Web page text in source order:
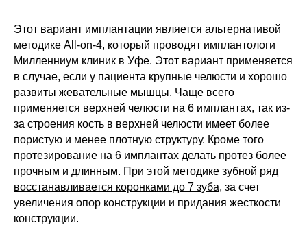
Этот вариант имплантации является альтернативой
методике All-on-4, который проводят имплантологи
Милленниум клиник в Уфе. Этот вариант применяется
в случае, если у пациента крупные челюсти и хорошо
развиты жевательные мышцы. Чаще всего
применяется верхней челюсти на 6 имплантах, так из-
за строения кость в верхней челюсти имеет более
пористую и менее плотную структуру. Кроме того
протезирование на 6 имплантах делать протез более
прочным и длинным. При этой методике зубной ряд
восстанавливается коронками до 7 зуба, за счет
увеличения опор конструкции и придания жесткости
конструкции.